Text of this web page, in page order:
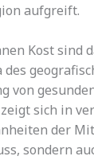
aufgreift.
Kost
von
sich in
der
sondern